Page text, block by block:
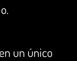
un único